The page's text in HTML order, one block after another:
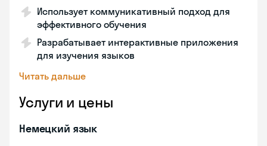
Использует коммуникативный подход для
эффективного обучения
Разрабатывает интерактивные приложения
для изучения языков
Читать дальше
Услуги и цены
Немецкий язык